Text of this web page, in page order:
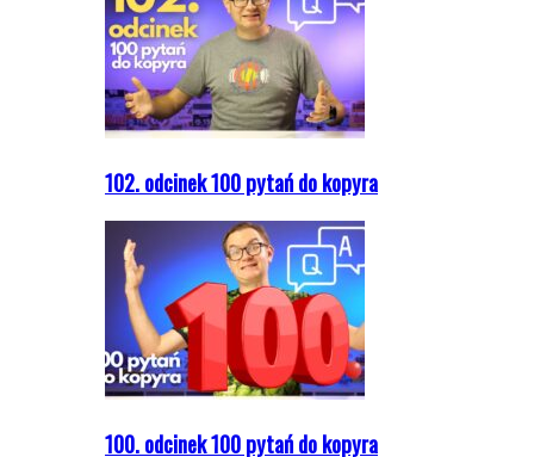
102. odcinek 100 pytań do kopyra
100. odcinek 100 pytań do kopyra